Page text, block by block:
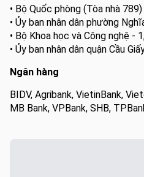
• Bộ Quốc phòng (Tòa nhà
• Ủy ban nhân dân phường
• Bộ Khoa học và Công nghệ -
• Ủy ban nhân dân quận Cầu
Ngân hàng
BIDV, Agribank, VietinBank,
MB Bank, VPBank, SHB,